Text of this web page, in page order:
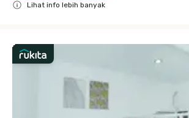
Lihat info lebih banyak